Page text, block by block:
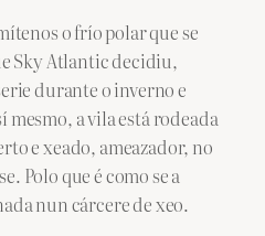
o frío polar que se
Sky Atlantic decidiu,
durante o inverno e
mesmo, a vila está rodeada
e xeado, ameazador, no
Polo que é como se a
nun cárcere de xeo.